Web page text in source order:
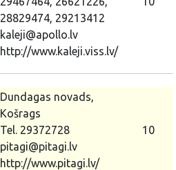
28829474, 29213412
kaleji@apollo.lv
http://www.kaleji.viss.lv/
Dundagas novads,
Košrags
Tel. 29372728
pitagi@pitagi.lv
http://www.pitagi.lv/
10